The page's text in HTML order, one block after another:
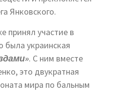
Янковского.
принял участие в
была украинская
. С ним вместе
это двукратная
мира по бальным